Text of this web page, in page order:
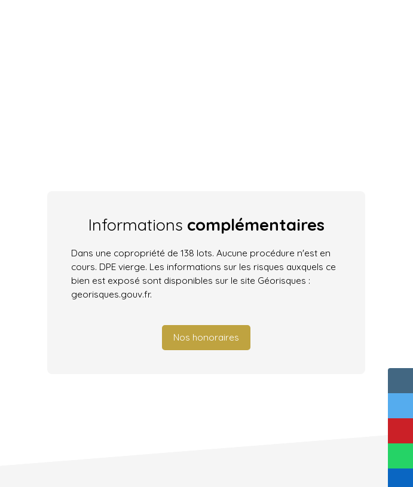
Informations complémentaires
Dans une copropriété de 138 lots. Aucune procédure n'est en
cours. DPE vierge. Les informations sur les risques auxquels ce
bien est exposé sont disponibles sur le site Géorisques :
georisques.gouv.fr.
Nos honoraires